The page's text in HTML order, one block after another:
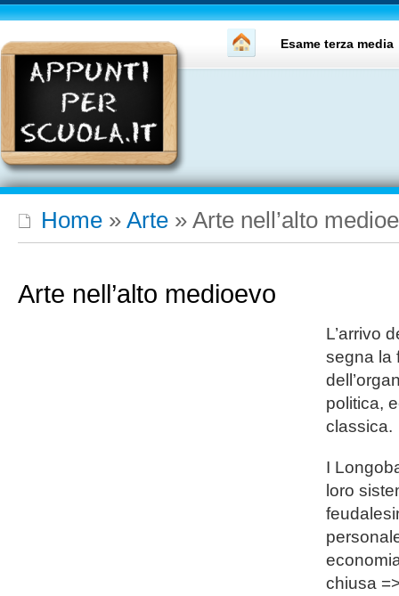
Esame terza media
Home » Arte » Arte nell’alto
Arte nell’alto medioevo
L’arrivo
segna la
politica,
classica.
I
loro
chiusa